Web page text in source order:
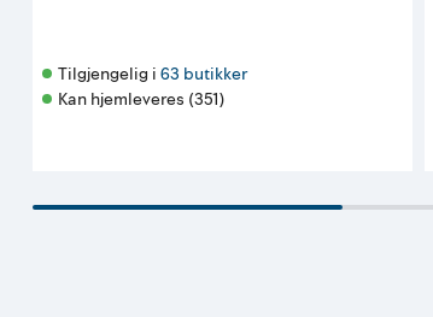
Tilgjengelig i 63 butikker
Kan hjemleveres (351)